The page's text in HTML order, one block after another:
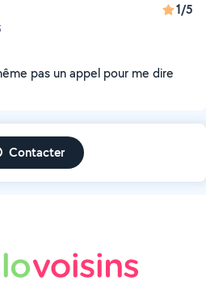
1/5
pas un appel pour me dire
Contacter